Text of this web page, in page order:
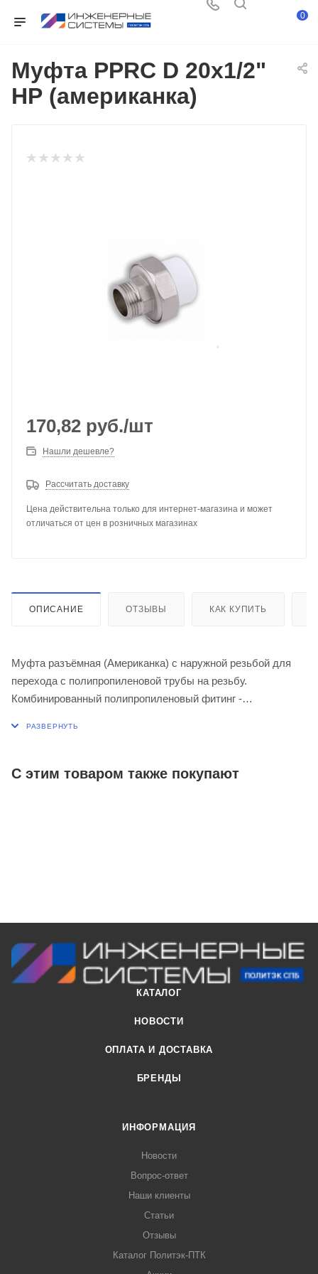
0
Муфта PPRC D 20х1/2"
НР (американка)
170,82 руб./шт
Нашли дешевле?
Рассчитать доставку
Цена действительна только для интернет-магазина и может
отличаться от цен в розничных магазинах
ОПИСАНИЕ ОТЗЫВЫ КАК КУПИТЬ
Муфта разъёмная (Американка) с наружной резьбой для
перехода с полипропиленовой трубы на резьбу.
Комбинированный полипропиленовый фитинг -
- методом литья под давлением.
С этим товаром также покупают
КАТАЛОГ
НОВОСТИ
ОПЛАТА И ДОСТАВКА
БРЕНДЫ
ИНФОРМАЦИЯ
Новости
Вопрос-ответ
Наши клиенты
Статьи
Отзывы
Каталог Политэк-ПТК